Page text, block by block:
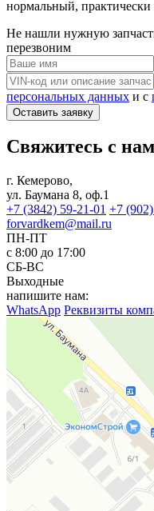
нормальный, практически
Не нашли нужную
перезвоним
персональных данных и с
Оставить заявку
Свяжитесь с
г. Кемерово,
ул. Баумана 8, оф.1
+7 (3842) 59-21-01 +7
forvardkem@mail.ru
ПН-ПТ
с 8:00 до 17:00
СБ-ВС
Выходные
напишите нам:
WhatsApp Реквизиты